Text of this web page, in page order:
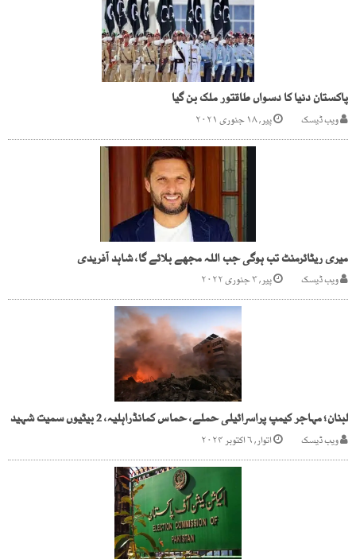
پاکستان دنیا کا دسواں طاقتور ملک بن گیا
ویب ڈیسک پیر, ۱۸ جنوری ۲۰۲۱
میری ریٹائرمنٹ تب ہوگی جب اللہ مجھے بلائے گا، شاہد آفریدی
ویب ڈیسک پیر, ۳ جنوری ۲۰۲۲
لبنان؛ مہاجر کیمپ پراسرائیلی حملے، حماس کمانڈراہلیہ، 2 بیٹیوں سمیت شہید
ویب ڈیسک اتوار, ۶ اکتوبر ۲۰۲۴